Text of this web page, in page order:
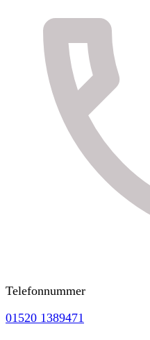
Telefonnummer
01520 1389471